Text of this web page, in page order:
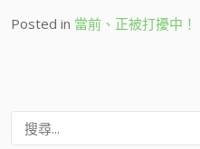
Posted in 當前、正被打擾中！